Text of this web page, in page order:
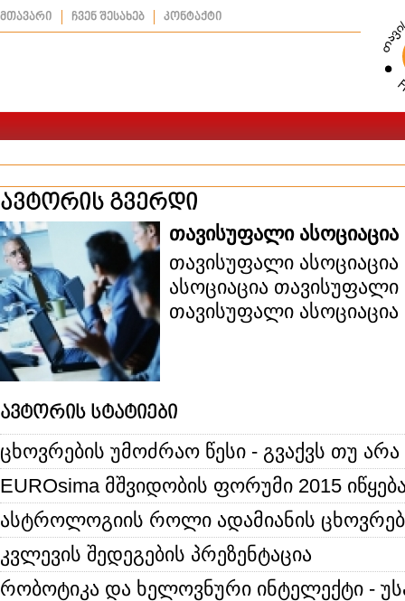
მთავარი ჩვენ შესახებ კონტაქტი
ავტორის გვერდი
თავისუფალი ასოციაცია
თავისუფალი
ასოციაცია თავისუფალი
თავისუფალი ასოციაცია
ავტორის სტატიები
ცხოვრების უმოძრაო წესი - გვაქვს თუ არა
EUROsima მშვიდობის ფორუმი 2015
ასტროლოგიის როლი ადამიანის
კვლევის შედეგების პრეზენტაცია
რობოტიკა და ხელოვნური ინტელექტი -